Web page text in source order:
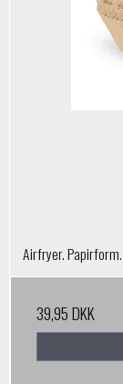
Airfryer.
39,95 DKK